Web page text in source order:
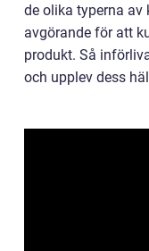
de olika typerna av
avgörande för att
produkt. Så
och upplev dess